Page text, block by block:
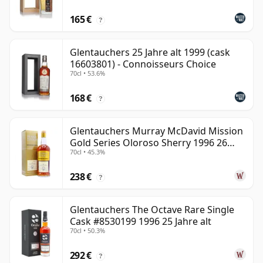
165 € ?
Glentauchers 25 Jahre alt 1999 (cask
16603801) - Connoisseurs Choice
70cl • 53.6%
168 € ?
Glentauchers Murray McDavid Mission
Gold Series Oloroso Sherry 1996 26
Jahre alt
70cl • 45.3%
238 € ?
Glentauchers The Octave Rare Single
Cask #8530199 1996 25 Jahre alt
70cl • 50.3%
292 € ?